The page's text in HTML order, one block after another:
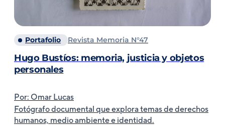
Portafolio Revista Memoria N°47
Hugo Bustíos: memoria, justicia y objetos
personales
Por: Omar Lucas
Fotógrafo documental que explora temas de derechos
humanos, medio ambiente e identidad.